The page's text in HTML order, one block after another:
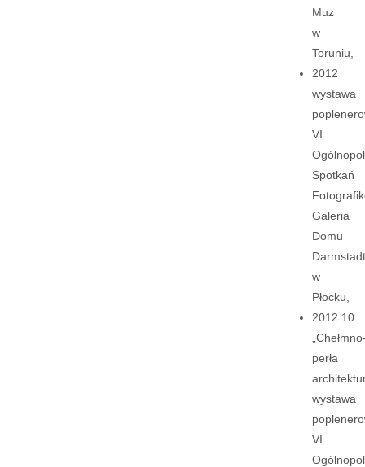
Muz
w
Toruniu,
2012
wystawa
VI
Spotkań
Galeria
Domu
Darmstadt
w
Płocku,
2012.10
perła
wystawa
VI